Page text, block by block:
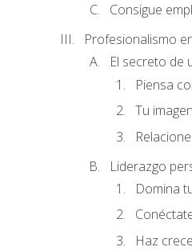
Consigue
Profesionalismo
El secreto de
Piensa
Tu
Liderazgo
Domina
Haz